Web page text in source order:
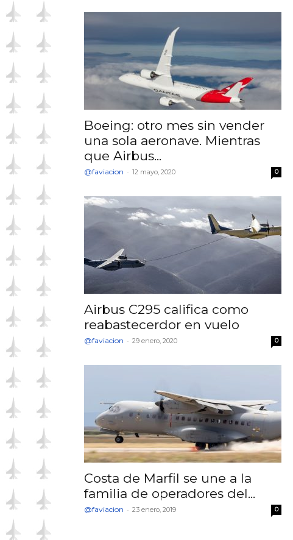
Boeing: otro mes sin vender
una sola aeronave. Mientras
que Airbus...
@faviacion - 12 mayo, 2020 0
Airbus C295 califica como
reabastecerdor en vuelo
@faviacion - 29 enero, 2020 0
Costa de Marfil se une a la
familia de operadores del...
@faviacion - 23 enero, 2019 0